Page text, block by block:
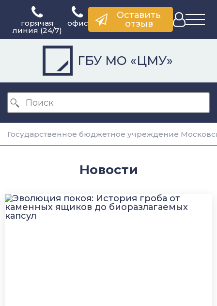
горячая
линия (24/7)
офис
Оставить
отзыв
ГБУ МО «ЦМУ»
Государственное бюджетное учреждение
Новости